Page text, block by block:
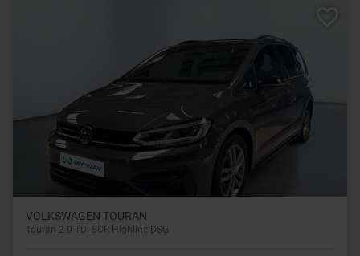
VOLKSWAGEN TOURAN
Touran 2.0 TDi SCR Highline DSG